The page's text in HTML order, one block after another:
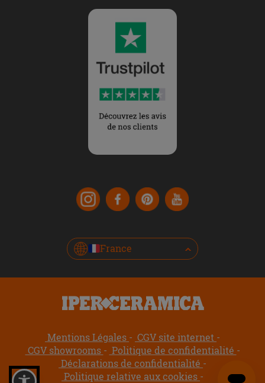
France
Mentions Légales
CGV site internet
CGV showrooms
Politique de confidentialité
Déclarations de confidentialité
Politique relative aux cookies